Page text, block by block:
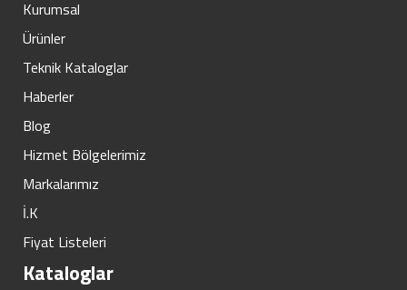
Kurumsal
Ürünler
Teknik Kataloglar
Haberler
Blog
Hizmet Bölgelerimiz
Markalarımız
İ.K
Fiyat Listeleri
Kataloglar